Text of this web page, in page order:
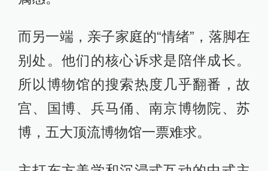
而另一端，亲子家庭的“情绪”，落脚在
别处。他们的核心诉求是陪伴成长。
所以博物馆的搜索热度几乎翻番，故
宫、国博、兵马俑、南京博物院、苏
博，五大顶流博物馆一票难求。